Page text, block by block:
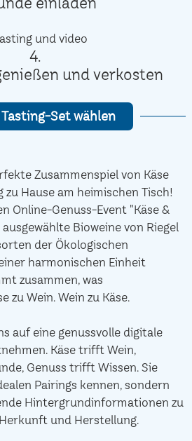
4.
und verkosten
Set wählen
Zusammenspiel von Käse
zu Hause am heimischen Tisch!
Online-Genuss-Event "Käse &
Bioweine von Riegel
der Ökologischen
harmonischen Einheit
zusammen, was
zu Wein. Wein zu Käse.
auf eine genussvolle digitale
Käse trifft Wein,
Genuss trifft Wissen. Sie
Pairings kennen, sondern
Hintergrundinformationen zu
und Herstellung.